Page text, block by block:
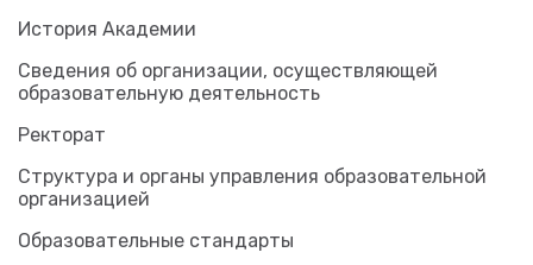
История Академии
Сведения об организации, осуществляющей
образовательную деятельность
Ректорат
Структура и органы управления образовательной
организацией
Образовательные стандарты